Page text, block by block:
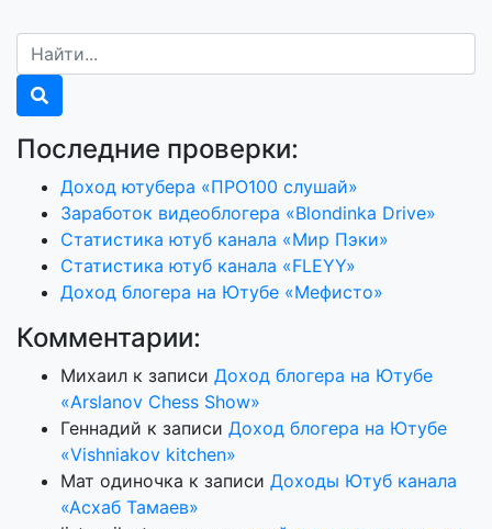
Последние проверки:
Доход ютубера «ПРО100 слушай»
Заработок видеоблогера «Blondinka Drive»
Статистика ютуб канала «Мир Пэки»
Статистика ютуб канала «FLEYY»
Доход блогера на Ютубе «Мефисто»
Комментарии:
Михаил к записи Доход блогера на Ютубе
«Arslanov Chess Show»
Геннадий к записи Доход блогера на Ютубе
«Vishniakov kitchen»
Мат одиночка к записи Доходы Ютуб канала
«Асхаб Тамаев»